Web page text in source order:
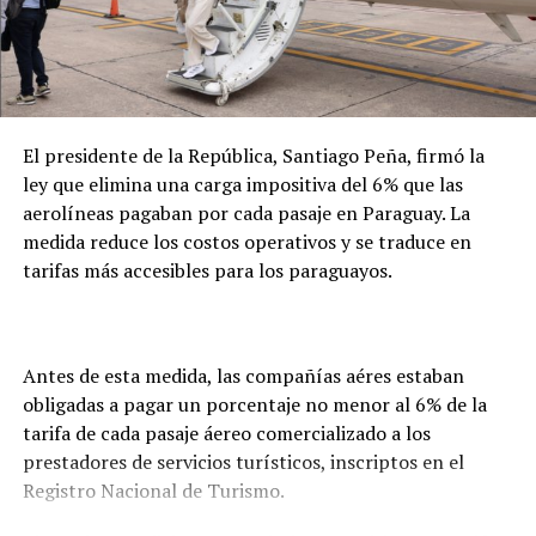
fallecimiento, la obtención del certificado de defunción
y las gestiones necesarias para la repatriación. En este
caso, precisó que el seguro de la empresa cubrirá
íntegramente los costos del proceso.
El presidente de la República, Santiago Peña, firmó la
ley que elimina una carga impositiva del 6% que las
aerolíneas pagaban por cada pasaje en Paraguay. La
medida reduce los costos operativos y se traduce en
tarifas más accesibles para los paraguayos.
Antes de esta medida, las compañías aéres estaban
obligadas a pagar un porcentaje no menor al 6% de la
tarifa de cada pasaje áereo comercializado a los
prestadores de servicios turísticos, inscriptos en el
Registro Nacional de Turismo.